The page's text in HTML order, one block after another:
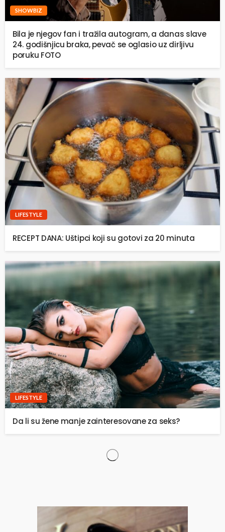
SHOWBIZ
Bila je njegov fan i tražila autogram, a danas slave
24. godišnjicu braka, pevač se oglasio uz dirljivu
poruku FOTO
LIFESTYLE
RECEPT DANA: Uštipci koji su gotovi za 20 minuta
LIFESTYLE
Da li su žene manje zainteresovane za seks?